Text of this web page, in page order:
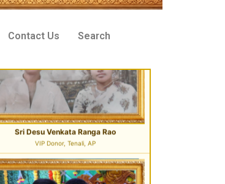
Contact Us Search
Founder Donor, Hyderabad, Telangana